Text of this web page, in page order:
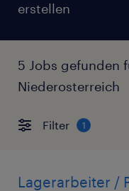
erstellen
5 Jobs gefunden
Niederosterreich
Filter 1
Lagerarbeiter /